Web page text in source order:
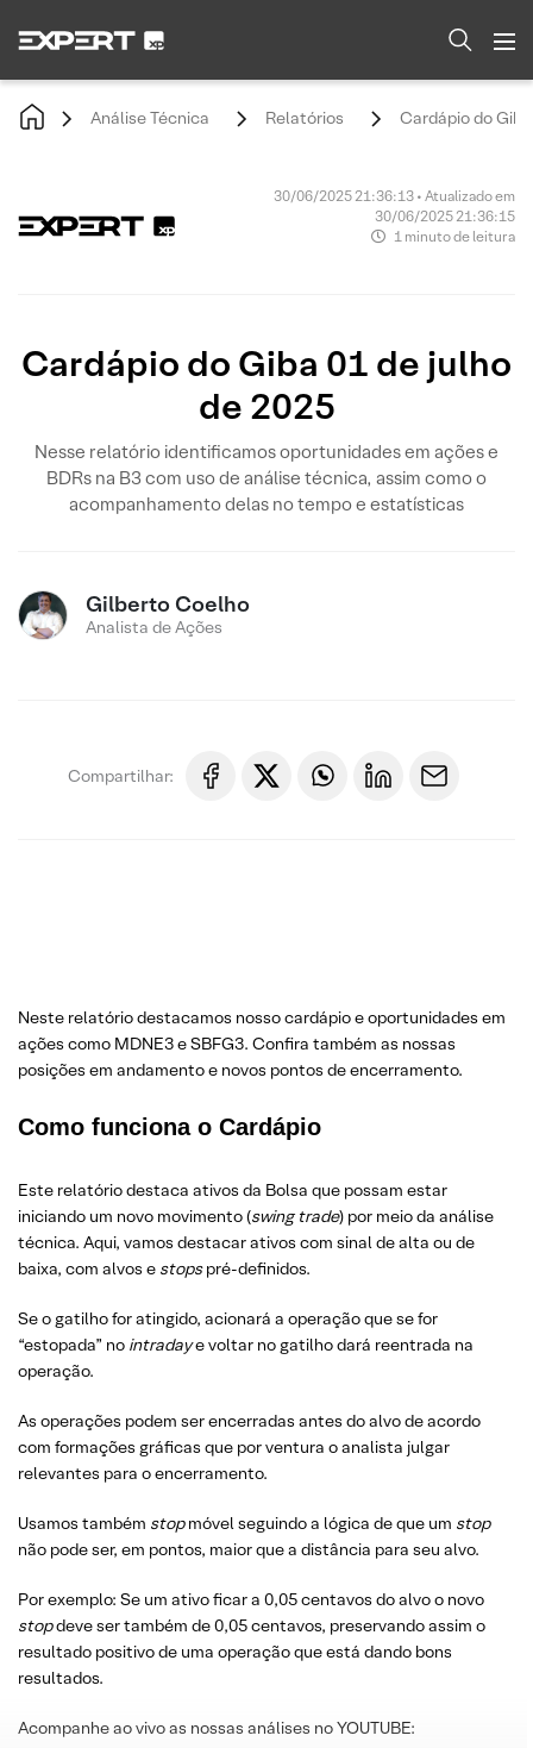
Análise Técnica Relatórios Cardápio do
30/06/2025 21:36:13 • Atualizado em
30/06/2025 21:36:15
1 minuto de leitura
Cardápio do Giba 01 de julho
de 2025
Nesse relatório identificamos oportunidades em ações e
BDRs na B3 com uso de análise técnica, assim como o
acompanhamento delas no tempo e estatísticas
Gilberto Coelho
Analista de Ações
Compartilhar:
Neste relatório destacamos nosso cardápio e oportunidades em
ações como MDNE3 e SBFG3. Confira também as nossas
posições em andamento e novos pontos de encerramento.
Como funciona o Cardápio
Este relatório destaca ativos da Bolsa que possam estar
iniciando um novo movimento (swing trade) por meio da análise
técnica. Aqui, vamos destacar ativos com sinal de alta ou de
baixa, com alvos e stopspré-definidos.
Se o gatilho for atingido, acionará a operação que se for
“estopada” no intradaye voltar no gatilho dará reentrada na
operação.
As operações podem ser encerradas antes do alvo de acordo
com formações gráficas que por ventura o analista julgar
relevantes para o encerramento.
Usamos também stopmóvel seguindo a lógica de que um stop
não pode ser, em pontos, maior que a distância para seu alvo.
Por exemplo: Se um ativo ficar a 0,05 centavos do alvo o novo
stopdeve ser também de 0,05 centavos, preservando assim o
resultado positivo de uma operação que está dando bons
resultados.
Acompanhe ao vivo as nossas análises no YOUTUBE: